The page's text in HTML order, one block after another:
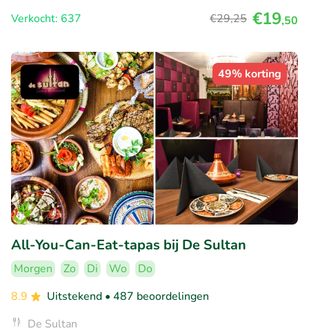
Verkocht: 637
€29,25 €19,50
49% korting
All-You-Can-Eat-tapas bij De Sultan
Morgen Zo Di Wo
Do
8.9
Uitstekend • 487 beoordelingen
De Sultan